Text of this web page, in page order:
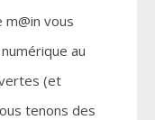
vous
au
(et
tenons des